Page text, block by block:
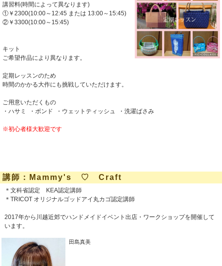
講習料(時間によって異なります)
①￥2300(10:00～12:45 または 13:00～15:45)
②￥3300(10:00～15:45)
キット
ご希望作品により異なります。
定期レッスンのため
時間のかかる大作にも挑戦していただけます。
ご用意いただくもの
・ハサミ ・ボンド ・ウェットティッシュ ・洗濯ばさみ
※初心者様大歓迎です
講師：Mammy's ♡ Craft
＊文科省認定 KEA認定講師
＊TRICOT オリジナルゴッドアイ丸カゴ認定講師
2017年から川越近郊でハンドメイドイベント出店・ワークショップを開催して
います。
田島真美